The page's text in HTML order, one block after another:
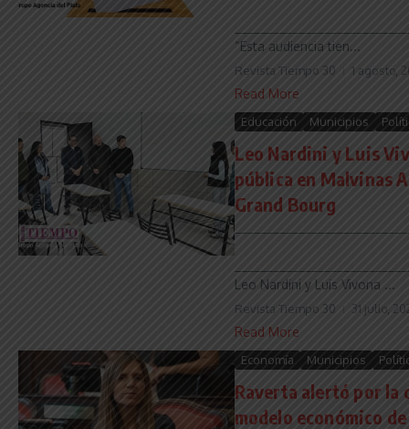
“Esta audiencia tien...
Revista Tiempo 30 1 agosto,
Read More
Educación Municipios
Leo Nardini y Luis
pública en Malvinas
Grand Bourg
Leo Nardini y Luis Vivona ...
Revista Tiempo 30 31 julio,
Read More
Economía Municipios
Raverta alertó por la
modelo económico